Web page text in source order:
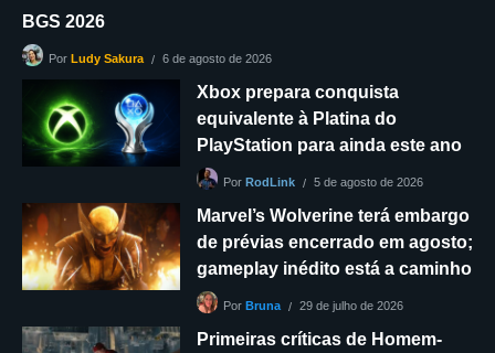
BGS 2026
Por Ludy Sakura 6 de agosto de 2026
Xbox prepara conquista
equivalente à Platina do
PlayStation para ainda este ano
Por RodLink 5 de agosto de 2026
Marvel’s Wolverine terá embargo
de prévias encerrado em agosto;
gameplay inédito está a caminho
Por Bruna 29 de julho de 2026
Primeiras críticas de Homem-